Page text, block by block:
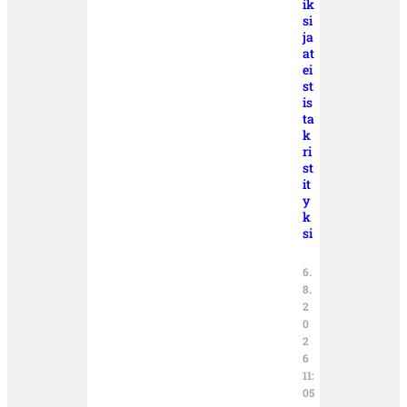
ik
si
ja
at
ei
st
is
ta
k
ri
st
it
y
k
si
6.
8.
2
0
2
6
11:
05